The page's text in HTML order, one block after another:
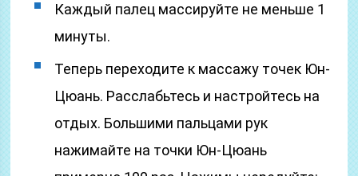
Каждый палец массируйте не меньше 1
минуты.
Теперь переходите к массажу точек Юн-
Цюань. Расслабьтесь и настройтесь на
отдых. Большими пальцами рук
нажимайте на точки Юн-Цюань